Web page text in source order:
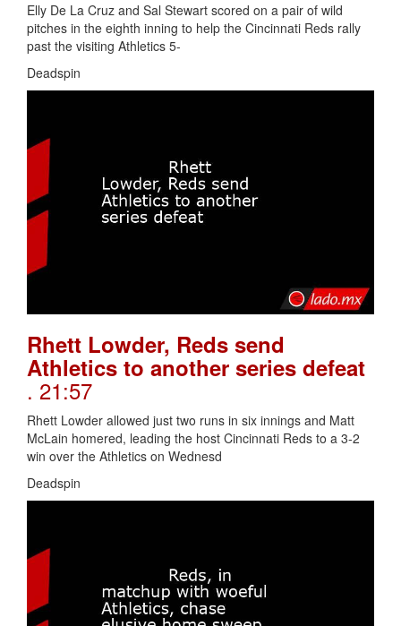
Elly De La Cruz and Sal Stewart scored on a pair of wild
pitches in the eighth inning to help the Cincinnati Reds rally
past the visiting Athletics 5-
Deadspin
Rhett Lowder, Reds send
Athletics to another series defeat
. 21:57
Rhett Lowder allowed just two runs in six innings and Matt
McLain homered, leading the host Cincinnati Reds to a 3-2
win over the Athletics on Wednesd
Deadspin